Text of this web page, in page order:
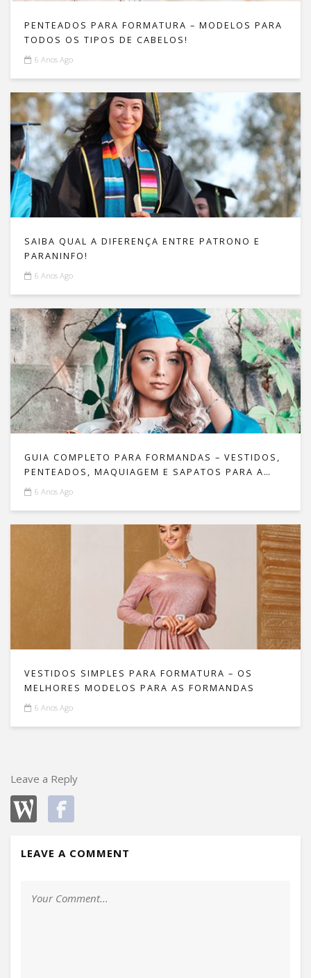
PENTEADOS PARA FORMATURA – MODELOS PARA
TODOS OS TIPOS DE CABELOS!
6 Anos Ago
SAIBA QUAL A DIFERENÇA ENTRE PATRONO E
PARANINFO!
6 Anos Ago
GUIA COMPLETO PARA FORMANDAS – VESTIDOS,
PENTEADOS, MAQUIAGEM E SAPATOS PARA A
FORMATURA!
6 Anos Ago
VESTIDOS SIMPLES PARA FORMATURA – OS
MELHORES MODELOS PARA AS FORMANDAS
6 Anos Ago
Leave a Reply
LEAVE A COMMENT